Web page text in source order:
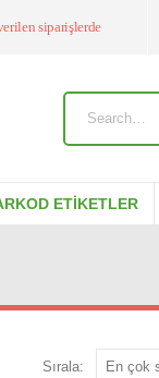
siparişlerde
ETIKETLER
Sırala: